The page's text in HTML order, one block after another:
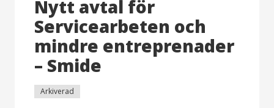
Nytt avtal för
Servicearbeten och
mindre entreprenader
– Smide
Arkiverad